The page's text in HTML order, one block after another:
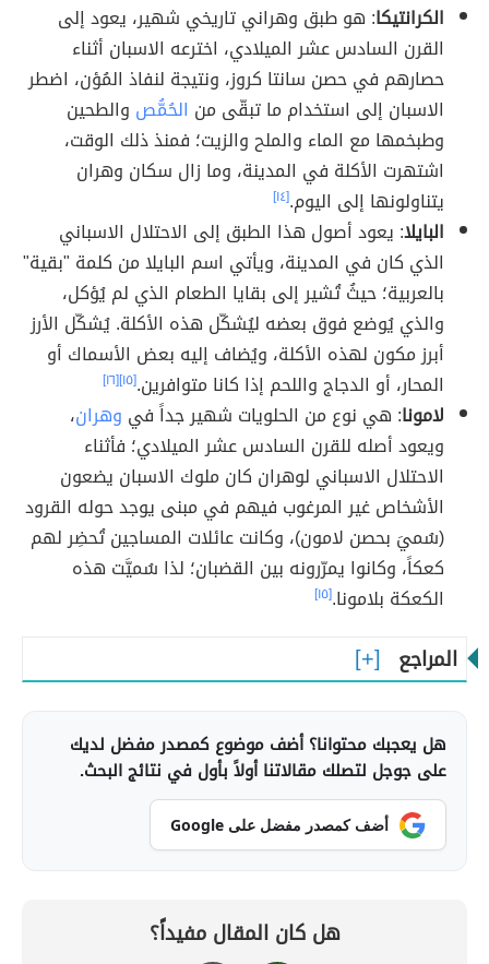
الكرانتيكا: هو طبق وهراني تاريخي شهير، يعود إلى
القرن السادس عشر الميلادي، اخترعه الاسبان أثناء
حصارهم في حصن سانتا كروز، ونتيجة لنفاذ المُؤن، اضطر
الاسبان إلى استخدام ما تبقّى من الحُمُّص والطحين
وطبخمها مع الماء والملح والزيت؛ فمنذ ذلك الوقت،
اشتهرت الأكلة في المدينة، وما زال سكان وهران
يتناولونها إلى اليوم.[١٤]
البايلا: يعود أصول هذا الطبق إلى الاحتلال الاسباني
الذي كان في المدينة، ويأتي اسم البايلا من كلمة "بقية"
بالعربية؛ حيثُ تُشير إلى بقايا الطعام الذي لم يُؤكل،
والذي يُوضع فوق بعضه ليُشكّل هذه الأكلة. يُشكّل الأرز
أبرز مكون لهذه الأكلة، ويُضاف إليه بعض الأسماك أو
المحار، أو الدجاج واللحم إذا كانا متوافرين.[١٥] [١٦]
لامونا: هي نوع من الحلويات شهير جداً في وهران،
ويعود أصله للقرن السادس عشر الميلادي؛ فأثناء
الاحتلال الاسباني لوهران كان ملوك الاسبان يضعون
الأشخاص غير المرغوب فيهم في مبنى يوجد حوله القرود
(سُميَ بحصن لامون)، وكانت عائلات المساجين تُحضِر لهم
كعكاً، وكانوا يمرّرونه بين القضبان؛ لذا سُميَّت هذه
الكعكة بلامونا.[١٥]
المراجع
هل يعجبك محتوانا؟ أضف موضوع كمصدر مفضل لديك
على جوجل لتصلك مقالاتنا أولاً بأول في نتائج البحث.
أضف كمصدر مفضل على Google
هل كان المقال مفيداً؟